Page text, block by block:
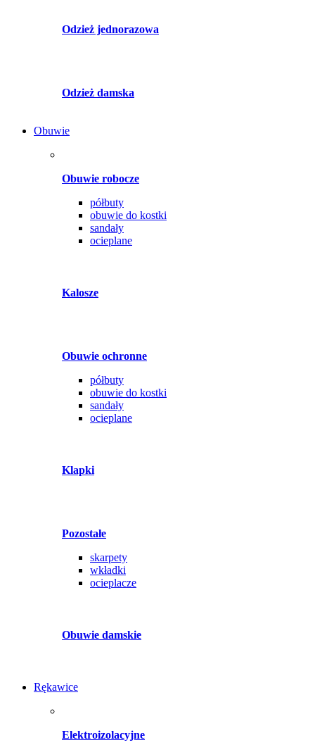
Odzież jednorazowa
Odzież damska
Obuwie
Obuwie robocze
półbuty
obuwie do kostki
sandały
ocieplane
Kalosze
Obuwie ochronne
półbuty
obuwie do kostki
sandały
ocieplane
Klapki
Pozostałe
skarpety
wkładki
ocieplacze
Obuwie damskie
Rękawice
Elektroizolacyjne